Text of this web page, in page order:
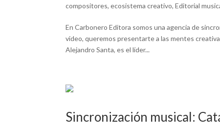
compositores,ecosistema creativo,Editorial
En Carbonero Editora somos una agencia de
video, queremos presentarte a las mentes
Alejandro Santa, es el líder...
Sincronización musical: